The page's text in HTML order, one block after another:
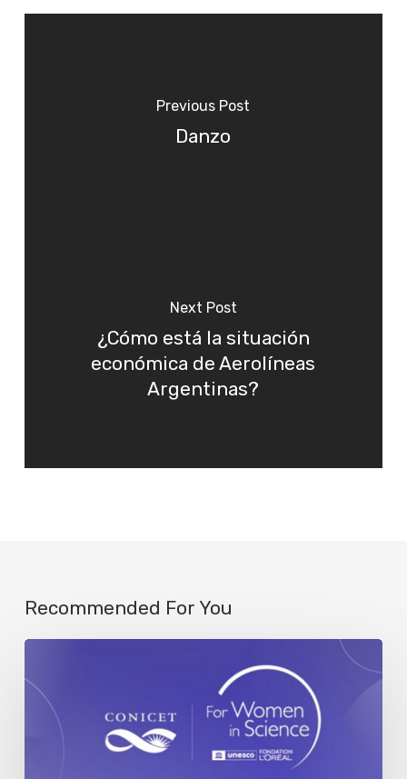
Previous Post
Danzo
Next Post
¿Cómo está la situación
económica de Aerolíneas
Argentinas?
Recommended For You
abre
convocatoria